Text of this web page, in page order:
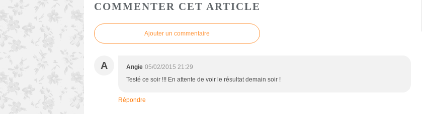
COMMENTER CET ARTICLE
Ajouter un commentaire
A Angie 05/02/2015 21:29
Testé ce soir !!! En attente de voir le résultat demain soir !
Répondre